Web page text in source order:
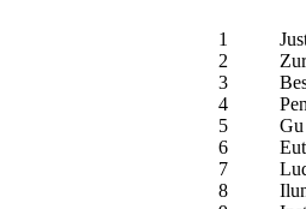
1
2
3
4
5
Gu
6
7
8